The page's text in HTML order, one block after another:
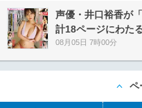
声優・井口裕香が
計18ページにわた
08月05日 7時00分
ペ